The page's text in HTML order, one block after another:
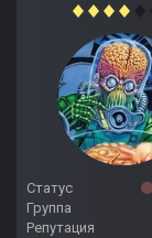
Статус
Группа
Репутация